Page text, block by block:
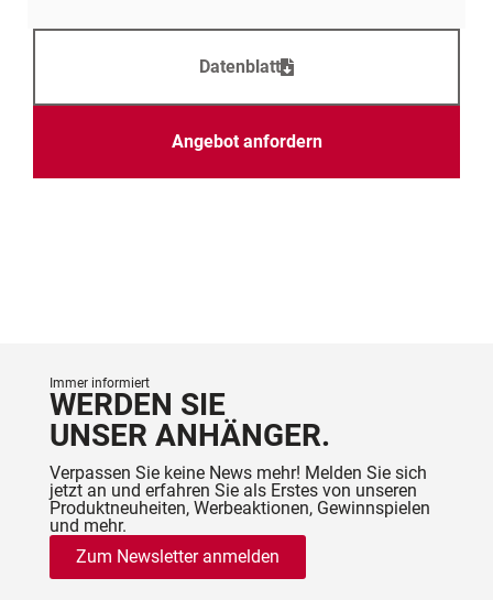
Datenblatt
Angebot anfordern
Immer informiert
WERDEN SIE
UNSER ANHÄNGER.
Verpassen Sie keine News mehr! Melden Sie sich
jetzt an und erfahren Sie als Erstes von unseren
Produktneuheiten, Werbeaktionen, Gewinnspielen
und mehr.
Zum Newsletter anmelden